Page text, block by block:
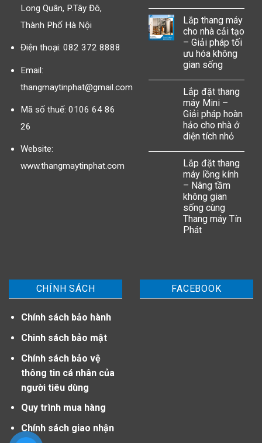
Long Quân, P.Tây Đô,
Thành Phố Hà Nội
Điện thoại: 082 372 8888
Email:
thangmaytinphat@gmail.com
Mã số thuế: 0106 64 86
26
Website:
www.thangmaytinphat.com
Lắp thang máy
cho nhà cải tạo
– Giải pháp tối
ưu hóa không
gian sống
Lắp đặt thang
máy Mini –
Giải pháp hoàn
hảo cho nhà ở
diện tích nhỏ
Lắp đặt thang
máy lồng kính
– Nâng tầm
không gian
sống cùng
Thang máy Tín
Phát
CHÍNH SÁCH
Chính sách bảo hành
Chinh sách bảo mật
Chính sách bảo vệ
thông tin cá nhân của
người tiêu dùng
Quy trình mua hàng
Chính sách giao nhận
FACEBOOK